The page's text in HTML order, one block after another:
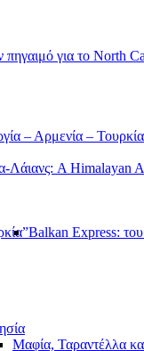
πηγαιμό για το North
– Αρμενία –
Λάιανς: A Himalayan
Balkan Express:
Μαφία, Ταραντέλλα